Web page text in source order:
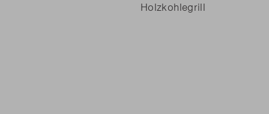
Holzkohlegrill